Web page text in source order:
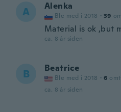
A Alenka
Ble med i 2018 · 39
Material is ok ,but
ca. 8 år siden
B Beatrice
Ble med i 2018 · 6
ca. 8 år siden